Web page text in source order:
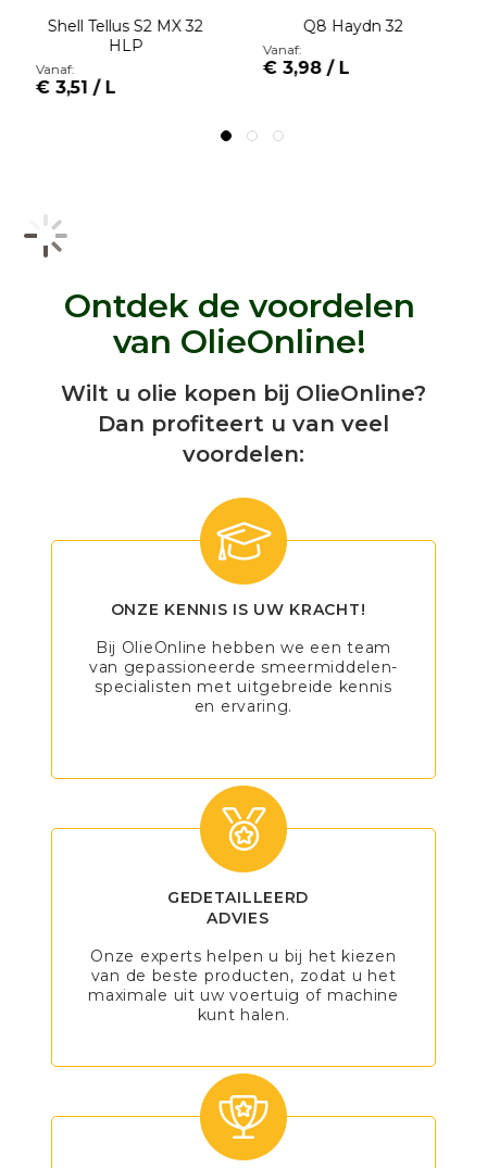
Shell Tellus S2 MX 32
HLP
Vanaf:
€ 3,51 / L
Q8 Haydn 32
Vanaf:
€ 3,98 / L
Ontdek de voordelen
van OlieOnline!
Wilt u olie kopen bij OlieOnline?
Dan profiteert u van veel
voordelen:
ONZE KENNIS IS UW KRACHT!
Bij OlieOnline hebben we een team
van gepassioneerde smeermiddelen-
specialisten met uitgebreide kennis
en ervaring.
GEDETAILLEERD
ADVIES
Onze experts helpen u bij het kiezen
van de beste producten, zodat u het
maximale uit uw voertuig of machine
kunt halen.